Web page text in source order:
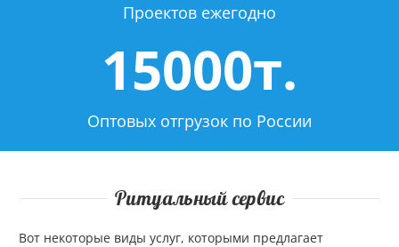
Проектов ежегодно
15000т.
Оптовых отгрузок по России
Ритуальный сервис
Вот некоторые виды услуг, которыми предлагает